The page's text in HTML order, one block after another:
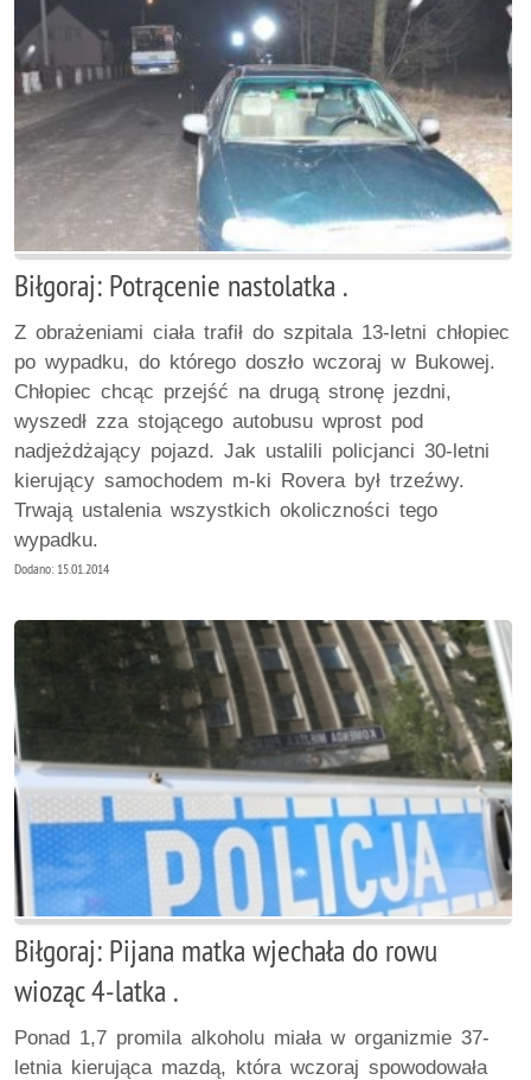
Biłgoraj: Potrącenie nastolatka .
Z obrażeniami ciała trafił do szpitala 13-letni chłopiec
po wypadku, do którego doszło wczoraj w Bukowej.
Chłopiec chcąc przejść na drugą stronę jezdni,
wyszedł zza stojącego autobusu wprost pod
nadjeżdżający pojazd. Jak ustalili policjanci 30-letni
kierujący samochodem m-ki Rovera był trzeźwy.
Trwają ustalenia wszystkich okoliczności tego
wypadku.
Dodano: 15.01.2014
Biłgoraj: Pijana matka wjechała do rowu
wioząc 4-latka .
Ponad 1,7 promila alkoholu miała w organizmie 37-
letnia kierująca mazdą, która wczoraj spowodowała